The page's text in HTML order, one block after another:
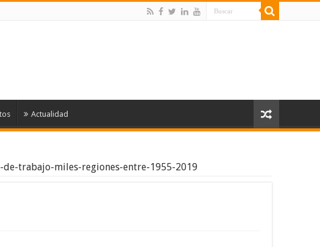
Actualidad
de-trabajo-miles-regiones-entre-1955-2019